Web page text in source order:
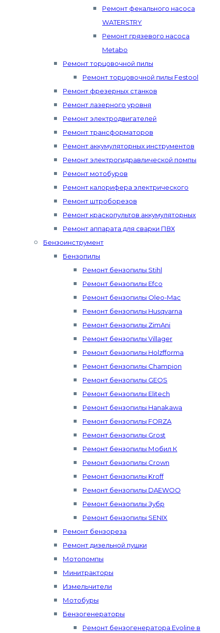
Ремонт фекального насоса
WATERSTRY
Ремонт грязевого насоса
Metabo
Ремонт торцовочной пилы
Ремонт торцовочной пилы Festool
Ремонт фрезерных станков
Ремонт лазерного уровня
Ремонт электродвигателей
Ремонт трансформаторов
Ремонт аккумуляторных инструментов
Ремонт электрогидравлической помпы
Ремонт мотобуров
Ремонт калорифера электрического
Ремонт штроборезов
Ремонт краскопультов аккумуляторных
Ремонт аппарата для сварки ПВХ
Бензоинструмент
Бензопилы
Ремонт бензопилы Stihl
Ремонт бензопилы Efco
Ремонт бензопилы Oleo-Mac
Ремонт бензопилы Husqvarna
Ремонт бензопилы ZimAni
Ремонт бензопилы Villager
Ремонт бензопилы Holzfforma
Ремонт бензопилы Champion
Ремонт бензопилы GEOS
Ремонт бензопилы Elitech
Ремонт бензопилы Hanakawa
Ремонт бензопилы FORZA
Ремонт бензопилы Grost
Ремонт бензопилы Мобил К
Ремонт бензопилы Crown
Ремонт бензопилы Kroff
Ремонт бензопилы DAEWOO
Ремонт бензопилы Зубр
Ремонт бензопилы SENIX
Ремонт бензореза
Ремонт дизельной пушки
Мотопомпы
Минитракторы
Измельчители
Мотобуры
Бензогенераторы
Ремонт бензогенератора Evoline в